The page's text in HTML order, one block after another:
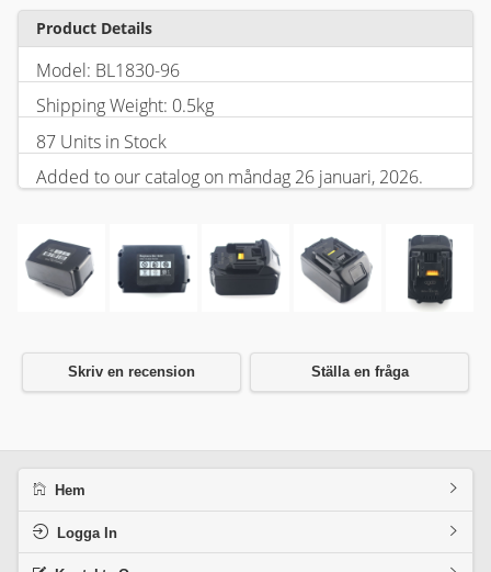
Product Details
Model: BL1830-96
Shipping Weight: 0.5kg
87 Units in Stock
Added to our catalog on måndag 26 januari, 2026.
Skriv en recension Ställa en fråga
Hem
Logga In